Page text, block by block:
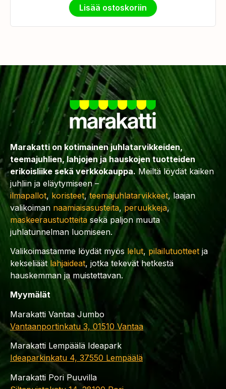
Lisää ostoskoriin
Marakatti on kotimainen juhlatarvikkeiden,
teemajuhlien, lahjojen ja hauskojen tuotteiden
erikoisliike sekä verkkokauppa. Meiltä löydät kaiken
juhliin ja eläytymiseen –
ilmapallot, koristeet,teemajuhlatarvikkeet, laajan
valikoiman naamiaisasusteita, peruukkeja,
maskeeraustuotteita sekä paljon muuta
juhlatunnelman luomiseen.
Valikoimastamme löydät myös lelut,pilailutuotteet ja
kekseliäät lahjaideat, jotka tekevät hetkestä
hauskemman ja muistettavan.
Myymälät
Marakatti Vantaa Jumbo
Vantaanportinkatu 3, 01510 Vantaa
Marakatti Lempäälä Ideapark
Ideaparkinkatu 4, 37550 Lempäälä
Marakatti Pori Puuvilla